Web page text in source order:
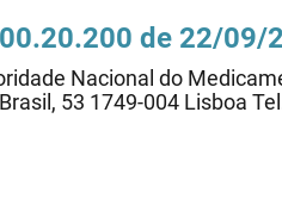
de 22/09/
Nacional do
53 1749-004 Lisboa